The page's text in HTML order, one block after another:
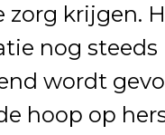
zorg krijgen.
nog steeds
wordt
hoop op